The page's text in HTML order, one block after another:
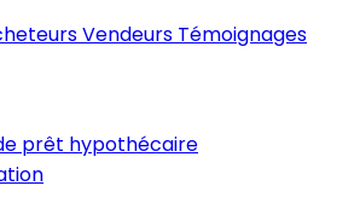
Vendeurs Témoignages
prêt hypothécaire